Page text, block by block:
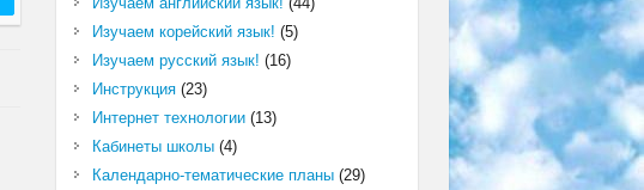
Изучаем корейский язык! (5)
Изучаем русский язык! (16)
Инструкция(23)
Интернет технологии(13)
Кабинеты школы(4)
Календарно-тематические планы(29)